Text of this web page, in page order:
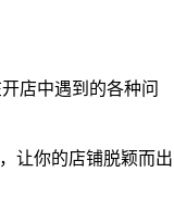
店中遇到的各种问
让你的店铺脱颖而出